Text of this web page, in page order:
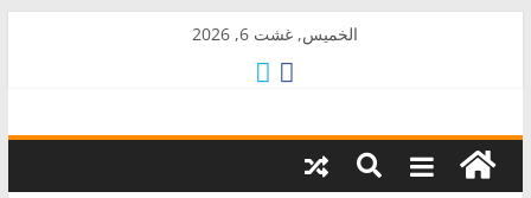
الخميس, غشت 6, 2026
AkalPress
منبر